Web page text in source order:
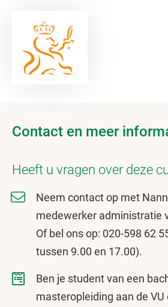
Contact en meer
Heeft u vragen over deze
Neem contact op met
medewerker administratie
Of bel ons op: 020-598 62
tussen 9.00 en 17.00).
Ben je student van een
masteropleiding aan de VU